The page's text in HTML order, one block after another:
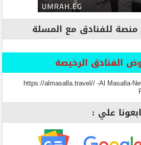
للفنادق مع المسلة
الفنادق الرخيصة
https://almasalla.travel// -Al Masalla-
علي :